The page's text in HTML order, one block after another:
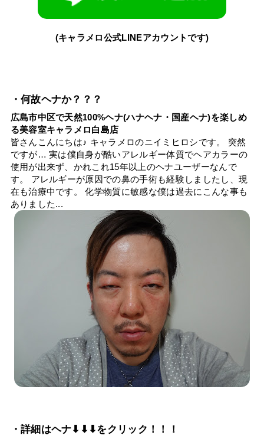
(キャラメロ公式LINEアカウントです)
・何故ヘナか？？？
広島市中区で天然100%ヘナ(ハナヘナ・国産ヘナ)を楽しめ
る美容室キャラメロ白島店
皆さんこんにちは♪ キャラメロのニイミヒロシです。 突然
ですが… 実は僕自身が酷いアレルギー体質でヘアカラーの
使用が出来ず、かれこれ15年以上のヘナユーザーなんで
す。 アレルギーが原因での鼻の手術も経験しましたし、現
在も治療中です。 化学物質に敏感な僕は過去にこんな事も
ありました...
・詳細はヘナ⬇⬇⬇をクリック！！！